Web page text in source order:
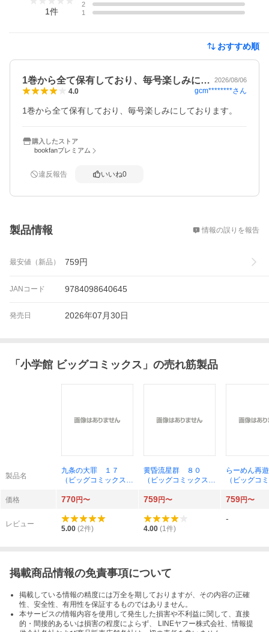
1件
2
1
おすすめ順
1巻から全て保有しており、毎号楽しみに… 2026/08/06
4.0 gcm********さん
1巻から全て保有しており、毎号楽しみにしております。
購入したストア
bookfanプレミアム
違反報告 いいね0
製品情報 情報の誤りを報告
最安値（新品） 759円
JANコード 9784098640645
発売日 2026年07月30日
「 小学館 ビッグコミックス 」の売れ筋製品
製品名
九条の大罪 １７
（ビッグコミックス）
黄昏流星群 ８０
（ビッグコミックス）
らーめん再
（ビッグコ
／画
価格 770円〜 759円〜 759円〜
レビュー
5.00 (2件) 4.00 (1件)
-
掲載商品情報の免責事項について
掲載している情報の精度には万全を期しておりますが、その内容の正確
性、安全性、有用性を保証するものではありません。
本サービスの情報内容を使用して発生した損害や不利益に関して、直接
的・間接的あるいは損害の程度によらず、 LINEヤフー株式会社、情報提